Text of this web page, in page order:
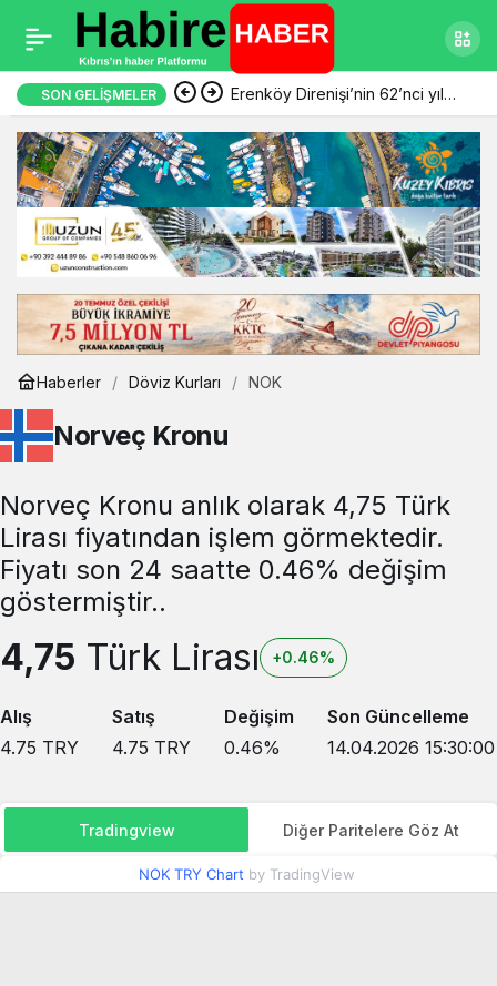
SON GELIŞMELER Erenköy Direnişi’nin 62’nci yıl
dönümünde şehitler törenle
anıldı
Haberler Döviz Kurları NOK
Norveç Kronu
Norveç Kronu anlık olarak 4,75 Türk
Lirası fiyatından işlem görmektedir.
Fiyatı son 24 saatte 0.46% değişim
göstermiştir..
4,75 Türk Lirası +0.46%
Alış
4.75 TRY
Satış
4.75 TRY
Değişim
0.46%
Son Güncelleme
14.04.2026 15:30:00
Tradingview Diğer Paritelere Göz At
NOK TRY Chart by TradingView